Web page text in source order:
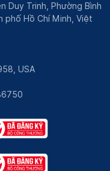
Duy Trinh, Phường Bình
phố Hồ Chí Minh, Việt
USA